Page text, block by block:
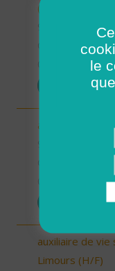
(H/F)
91 - Essonne
09/04/2026
POSTULER
aide soignant
auxiliaire de vie
Limours (H/F)
le